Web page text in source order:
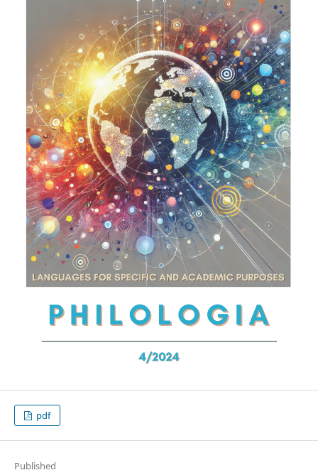
pdf
Published